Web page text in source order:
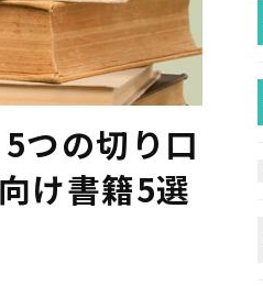
つの切り口
け書籍5選